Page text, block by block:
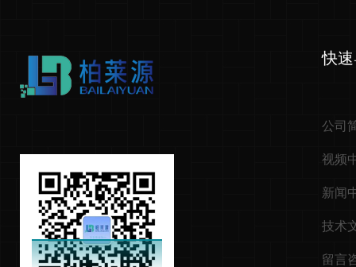
快
公司
视频
新闻
技术
留言